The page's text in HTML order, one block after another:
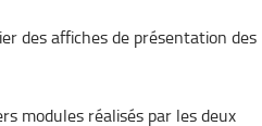
des affiches de présentation des
modules réalisés par les deux